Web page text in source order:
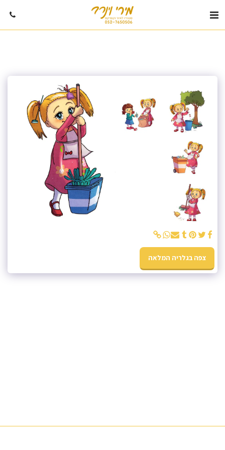
צפה בגלריה המלאה